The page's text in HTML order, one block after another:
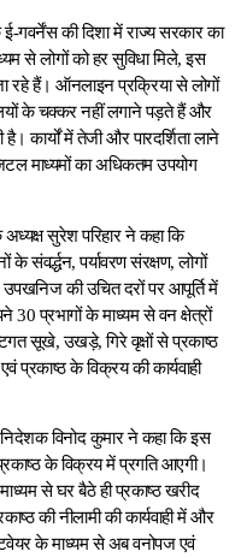
गवर्नेंस की दिशा में राज्य सरकार का
से लोगों को हर सुविधा मिले, इस
रहे हैं। ऑनलाइन प्रक्रिया से लोगों
के चक्कर नहीं लगाने पड़ते हैं और
कार्यों में तेजी और पारदर्शिता लाने
माध्यमों का अधिकतम उपयोग
सुरेश परिहार ने कहा कि
संवर्द्धन, पर्यावरण संरक्षण, लोगों
की उचित दरों पर आपूर्ति में
30 प्रभागों के माध्यम से वन क्षेत्रों
सूखे, उखड़े, गिरे वृक्षों से प्रकाष्ठ
प्रकाष्ठ के विक्रय की कार्यवाही
विनोद कुमार ने कहा कि इस
के विक्रय में प्रगति आएगी।
से घर बैठे ही प्रकाष्ठ खरीद
की नीलामी की कार्यवाही में और
के माध्यम से अब वनोपज एवं